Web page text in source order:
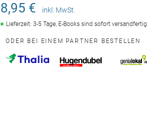
8,95 € inkl. MwSt.
Lieferzeit: 3-5 Tage, E-Books sind sofort versandfertig
ODER BEI EINEM PARTNER BESTELLEN